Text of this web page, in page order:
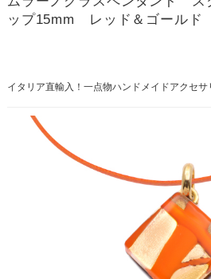
ップ15mm レッド＆ゴールド
イタリア直輸入！一点物ハンドメイドアクセサ